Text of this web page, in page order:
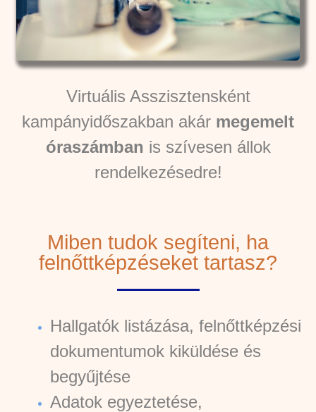
Virtuális Asszisztensként
kampányidőszakban akár megemelt
óraszámban is szívesen állok
rendelkezésedre!
Miben tudok segíteni, ha
felnőttképzéseket tartasz?
Hallgatók listázása, felnőttképzési
dokumentumok kiküldése és
begyűjtése
Adatok egyeztetése,